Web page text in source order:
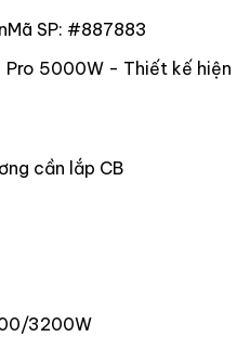
Mã SP: #887883
5000W - Thiết kế hiện
cần lắp CB
3200W